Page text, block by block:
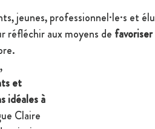
jeunes, professionnel·le·s et
réfléchir aux moyens de
,
et
idéales à
Claire